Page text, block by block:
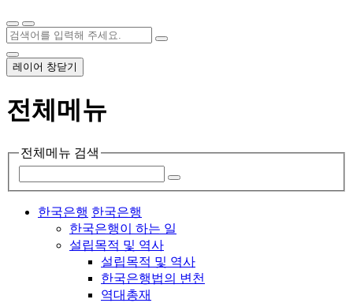
레이어 창닫기
전체메뉴
전체메뉴 검색
한국은행 한국은행
한국은행이 하는 일
설립목적 및 역사
설립목적 및 역사
한국은행법의 변천
역대총재